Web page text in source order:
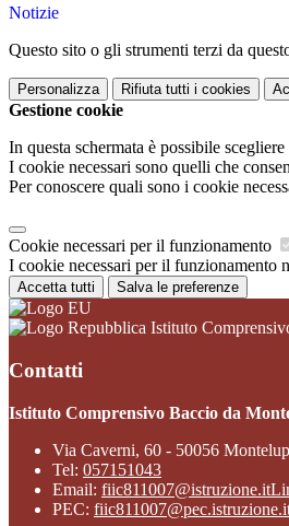
Notizie
Questo sito o gli strumenti terzi da
Personalizza Rifiuta tutti i cookies
Gestione cookie
In questa schermata è possibile
I cookie necessari sono quelli che
Per conoscere quali sono i cookie
Cookie necessari per il funzionamento
I cookie necessari per il funzionamento
Accetta tutti Salva le preferenze
Istituto
Contatti
Istituto Comprensivo Baccio da
Via Caverni, 60 - 50056
Tel: 057151043
Email: fiic811007@istruzione.it
PEC: